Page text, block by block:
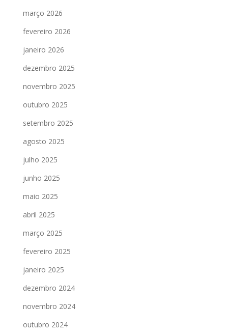
março 2026
fevereiro 2026
janeiro 2026
dezembro 2025
novembro 2025
outubro 2025
setembro 2025
agosto 2025
julho 2025
junho 2025
maio 2025
abril 2025
março 2025
fevereiro 2025
janeiro 2025
dezembro 2024
novembro 2024
outubro 2024